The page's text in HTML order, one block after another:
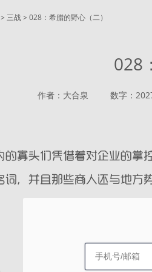
> 三战 > 028：希腊的野心（二）
028
作者：大合泉 数字：